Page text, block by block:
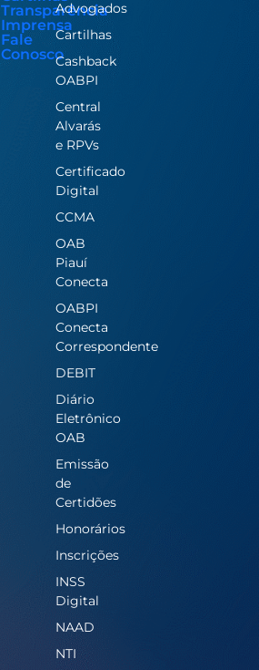
Transparência
Imprensa
Fale
Conosco
Advogados
Cartilhas
Cashback
OABPI
Central
Alvarás
e RPVs
Certificado
Digital
CCMA
OAB
Piauí
Conecta
OABPI
Conecta
Correspondente
DEBIT
Diário
Eletrônico
OAB
Emissão
de
Certidões
Honorários
Inscrições
INSS
Digital
NAAD
NTI